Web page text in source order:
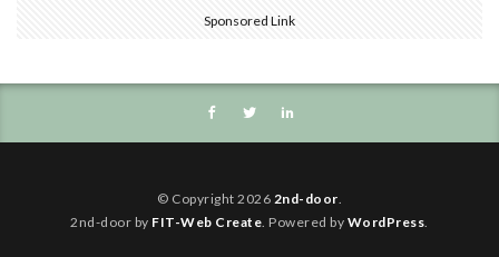
Sponsored Link
© Copyright 2026 2nd-door
2nd-door by FIT-Web Create . Powered by WordPress